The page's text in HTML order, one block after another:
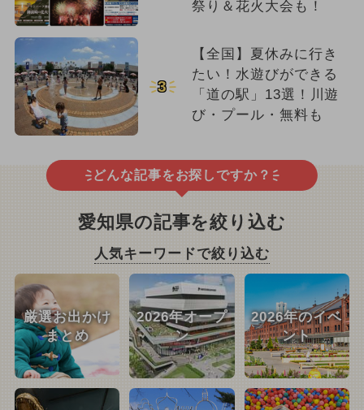
祭り＆花火大会も！
3
【全国】夏休みに行き
たい！水遊びができる
「道の駅」13選！川遊
び・プール・無料も
どんな記事をお探しですか？
愛知県の記事を絞り込む
人気キーワードで絞り込む
厳選お出かけ
まとめ
2026年オープ
ン
2026年のイベ
ント